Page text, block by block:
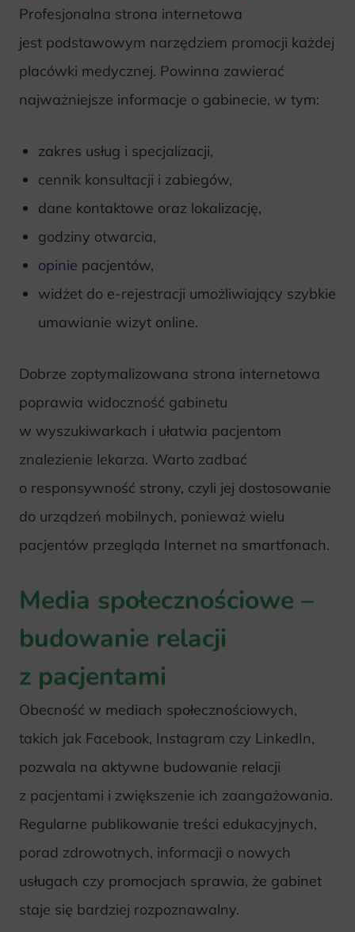
Profesjonalna strona internetowa
jest podstawowym narzędziem promocji każdej
placówki medycznej. Powinna zawierać
najważniejsze informacje o gabinecie, w tym:
zakres usług i specjalizacji,
cennik konsultacji i zabiegów,
dane kontaktowe oraz lokalizację,
godziny otwarcia,
opinie pacjentów,
widżet do e-rejestracji umożliwiający szybkie
umawianie wizyt online.
Dobrze zoptymalizowana strona internetowa
poprawia widoczność gabinetu
w wyszukiwarkach i ułatwia pacjentom
znalezienie lekarza. Warto zadbać
o responsywność strony, czyli jej dostosowanie
do urządzeń mobilnych, ponieważ wielu
pacjentów przegląda Internet na smartfonach.
Media społecznościowe –
budowanie relacji
z pacjentami
Obecność w mediach społecznościowych,
takich jak Facebook, Instagram czy LinkedIn,
pozwala na aktywne budowanie relacji
z pacjentami i zwiększenie ich zaangażowania.
Regularne publikowanie treści edukacyjnych,
porad zdrowotnych, informacji o nowych
usługach czy promocjach sprawia, że gabinet
staje się bardziej rozpoznawalny.